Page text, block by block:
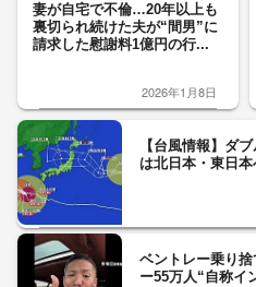
妻が自宅で不倫…20年以上も
裏切られ続けた夫が“間男”に
請求した慰謝料1億円の行...
2026年1月8日
【台風情報】ダ
は北日本・東日
ベントレー乗り
ー55万人“自称イ